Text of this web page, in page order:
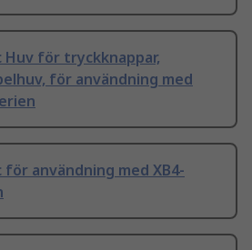
Huv för tryckknappar,
för användning med
för användning med XB4-